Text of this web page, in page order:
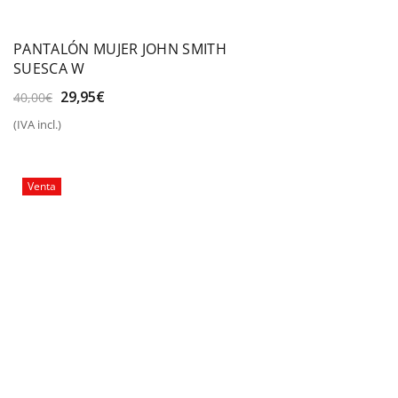
PANTALÓN MUJER JOHN SMITH
SUESCA W
40,00€ El
original
29,95€El
(IVA incl.)
Venta